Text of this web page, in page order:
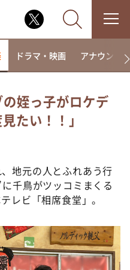
！～ やすとものいたっ
ナ「なんでやねん！？」
ドラマ・映画 アナウンサー
の姪っ子がロケデ
たい！！」
地元の人とふれあう行
千鳥がツッコミまくる
レビ「相席食堂」。